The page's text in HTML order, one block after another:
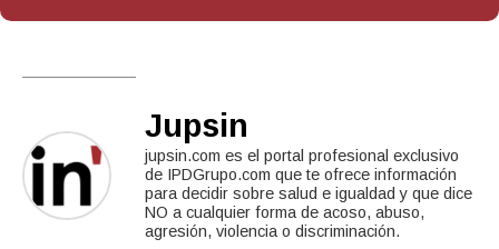
Jupsin
jupsin.com es el portal profesional exclusivo
de IPDGrupo.com que te ofrece información
para decidir sobre salud e igualdad y que dice
NO a cualquier forma de acoso, abuso,
agresión, violencia o discriminación.